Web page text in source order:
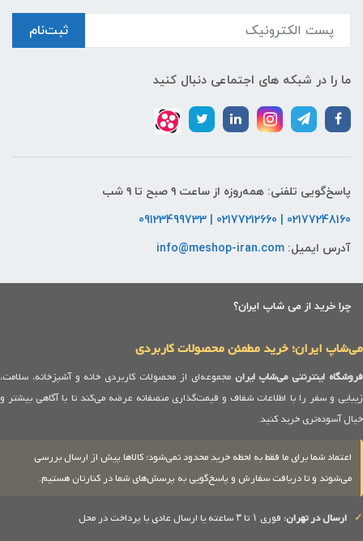
ثبت‌نام
ما را در شبکه های اجتماعی دنبال کنید
پاسخ‌گویی تلفنی: همه‌روزه از ساعت ۹ صبح تا ۹ شب
02177248160 | 02177212660 | 09123499733
آدرس ایمیل: info@meshop-iran.com
چرا خرید از می شاپ ایران؟
می‌شاپ ایران؛ خرید مطمئن محصولات کاربردی
فروشگاه اینترنتی می‌شاپ ایران مجموعه‌ای از محصولات کاربردی خانه و آشپزخانه، سلامت،
زیبایی و سفر را با اطلاعات شفاف و قیمت‌گذاری منصفانه عرضه می‌کند تا با آگاهی بیشتر و
خیال آسوده‌تری خرید کنید.
اعتماد شما برای ما فقط به لحظه خرید محدود نمی‌شود؛ کالاها پیش از ارسال بررسی
می‌شوند و تا دریافت سفارش و پاسخ‌گویی به پرسش‌های شما در کنارتان هستیم.
✓ ارسال در تهران: فوری ۱ تا ۳ ساعته یا ارسال عادی با پرداخت در محل